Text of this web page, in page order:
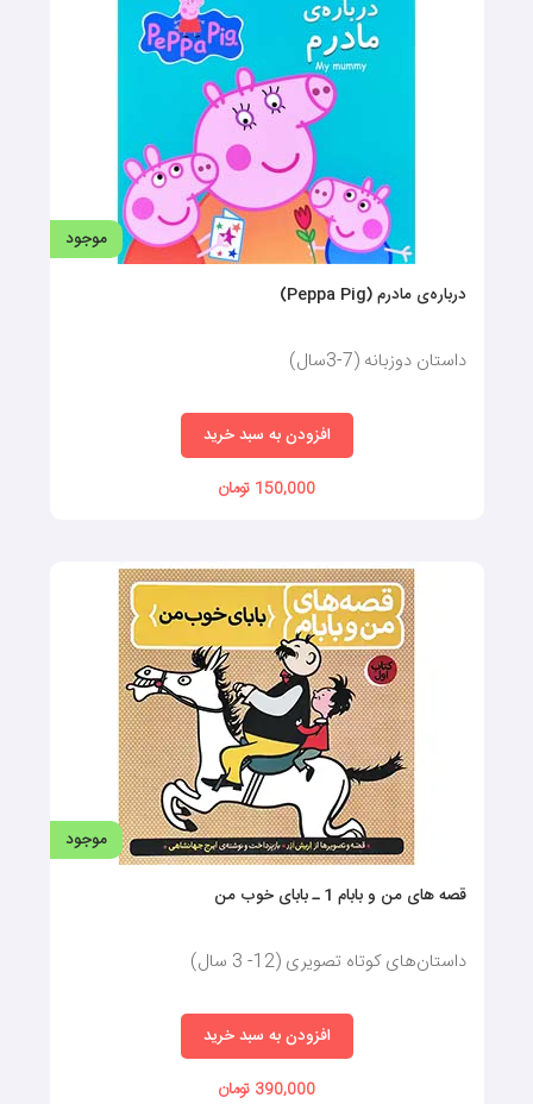
موجود
درباره‌ی مادرم (Peppa Pig)
داستان دوزبانه (7-3سال)
افزودن به سبد خرید
150,000 تومان
موجود
قصه های من و بابام 1 ـ بابای خوب من
داستان‌های کوتاه تصویری (12- 3 سال)
افزودن به سبد خرید
390,000 تومان